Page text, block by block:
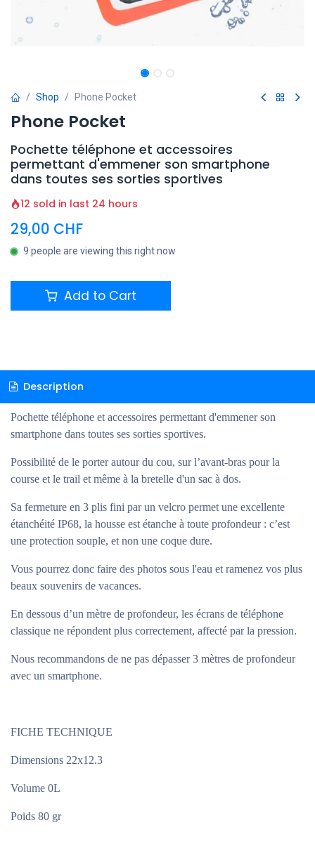
Shop Phone Pocket
Phone Pocket
Pochette téléphone et accessoires
permettant d'emmener son smartphone
dans toutes ses sorties sportives
12 sold in last 24 hours
29,00 CHF
9 people are viewing this right now
Add to Cart
Description
Pochette téléphone et accessoires permettant d'emmener son
smartphone dans toutes ses sorties sportives.
Possibilité de le porter autour du cou, sur l’avant-bras pour la
course et le trail et même à la bretelle d'un sac à dos.
Sa fermeture en 3 plis fini par un velcro permet une excellente
étanchéité IP68, la housse est étanche à toute profondeur : c’est
une protection souple, et non une coque dure.
Vous pourrez donc faire des photos sous l'eau et ramenez vos plus
beaux souvenirs de vacances.
En dessous d’un mètre de profondeur, les écrans de téléphone
classique ne répondent plus correctement, affecté par la pression.
Nous recommandons de ne pas dépasser 3 mètres de profondeur
avec un smartphone.
FICHE TECHNIQUE
Dimensions 22x12.3
Volume 0L
Poids 80 gr